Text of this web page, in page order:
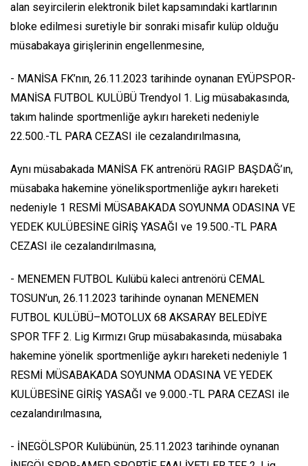
alan seyircilerin elektronik bilet kapsamındaki kartlarının
bloke edilmesi suretiyle bir sonraki misafir kulüp olduğu
müsabakaya girişlerinin engellenmesine,
- MANİSA FK’nın, 26.11.2023 tarihinde oynanan EYÜPSPOR-
MANİSA FUTBOL KULÜBÜ Trendyol 1. Lig müsabakasında,
takım halinde sportmenliğe aykırı hareketi nedeniyle
22.500.-TL PARA CEZASI ile cezalandırılmasına,
Aynı müsabakada MANİSA FK antrenörü RAGIP BAŞDAĞ’ın,
müsabaka hakemine yöneliksportmenliğe aykırı hareketi
nedeniyle 1 RESMİ MÜSABAKADA SOYUNMA ODASINA VE
YEDEK KULÜBESİNE GİRİŞ YASAĞI ve 19.500.-TL PARA
CEZASI ile cezalandırılmasına,
- MENEMEN FUTBOL Kulübü kaleci antrenörü CEMAL
TOSUN’un, 26.11.2023 tarihinde oynanan MENEMEN
FUTBOL KULÜBÜ–MOTOLUX 68 AKSARAY BELEDİYE
SPOR TFF 2. Lig Kırmızı Grup müsabakasında, müsabaka
hakemine yönelik sportmenliğe aykırı hareketi nedeniyle 1
RESMİ MÜSABAKADA SOYUNMA ODASINA VE YEDEK
KULÜBESİNE GİRİŞ YASAĞI ve 9.000.-TL PARA CEZASI ile
cezalandırılmasına,
- İNEGÖLSPOR Kulübünün, 25.11.2023 tarihinde oynanan